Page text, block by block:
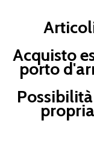
Acquisto
porto